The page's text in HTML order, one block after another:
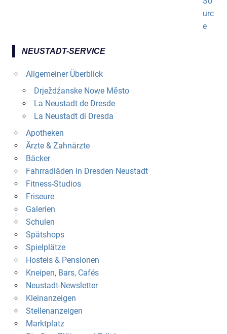
NEUSTADT-SERVICE
Allgemeiner Überblick
Drježdźanske Nowe Město
La Neustadt de Dresde
La Neustadt di Dresda
Apotheken
Ärzte & Zahnärzte
Bäcker
Fahrradläden in Dresden Neustadt
Fitness-Studios
Friseure
Galerien
Schulen
Spätshops
Spielplätze
Hostels & Pensionen
Kneipen, Bars, Cafés
Neustadt-Newsletter
Kleinanzeigen
Stellenanzeigen
Marktplatz